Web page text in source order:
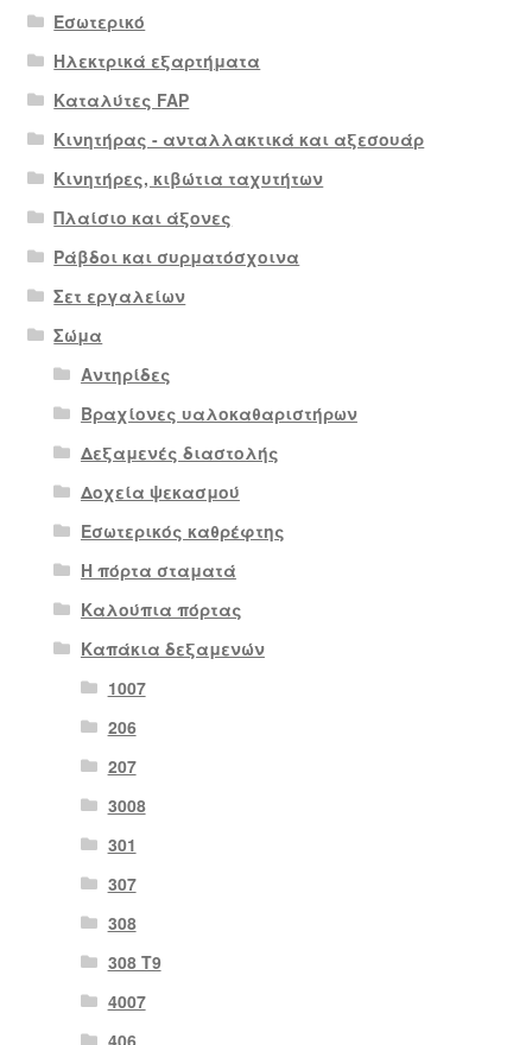
Εσωτερικό
Ηλεκτρικά εξαρτήματα
Καταλύτες FAP
Κινητήρας - ανταλλακτικά και αξεσουάρ
Κινητήρες, κιβώτια ταχυτήτων
Πλαίσιο και άξονες
Ράβδοι και συρματόσχοινα
Σετ εργαλείων
Σώμα
Αντηρίδες
Βραχίονες υαλοκαθαριστήρων
Δεξαμενές διαστολής
Δοχεία ψεκασμού
Εσωτερικός καθρέφτης
Η πόρτα σταματά
Καλούπια πόρτας
Καπάκια δεξαμενών
1007
206
207
3008
301
307
308
308 Τ9
4007
406